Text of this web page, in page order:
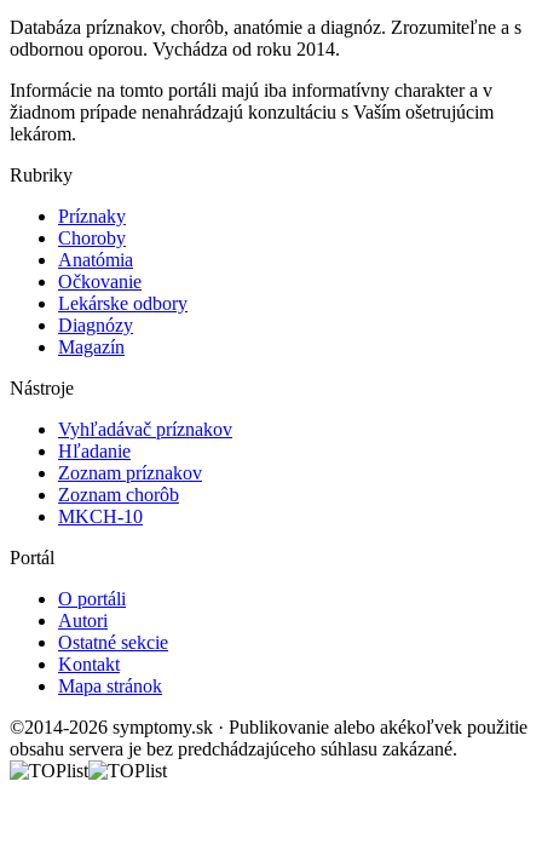
Databáza príznakov, chorôb, anatómie a diagnóz. Zrozumiteľne a s
odbornou oporou. Vychádza od roku 2014.
Informácie na tomto portáli majú iba informatívny charakter a v
žiadnom prípade nenahrádzajú konzultáciu s Vaším ošetrujúcim
lekárom.
Rubriky
Príznaky
Choroby
Anatómia
Očkovanie
Lekárske odbory
Diagnózy
Magazín
Nástroje
Vyhľadávač príznakov
Hľadanie
Zoznam príznakov
Zoznam chorôb
MKCH-10
Portál
O portáli
Autori
Ostatné sekcie
Kontakt
Mapa stránok
©2014-2026 symptomy.sk · Publikovanie alebo akékoľvek použitie
obsahu servera je bez predchádzajúceho súhlasu zakázané.